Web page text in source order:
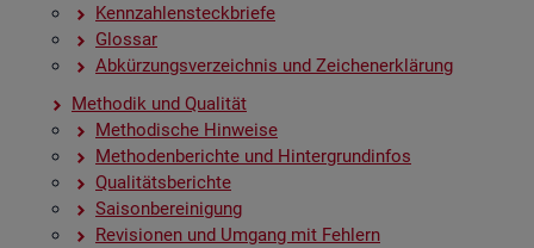
Kenn­zah­len­steck­brie­fe
Glos­sar
Ab­kür­zungs­ver­zeich­nis und Zei­chen­er­klä­rung
Me­tho­dik und Qua­li­tät
Me­tho­di­sche Hin­wei­se
Me­tho­den­be­rich­te und Hin­ter­grund­in­fos
Qua­li­täts­be­rich­te
Sai­son­be­rei­ni­gung
Re­vi­sio­nen und Um­gang mit Feh­lern